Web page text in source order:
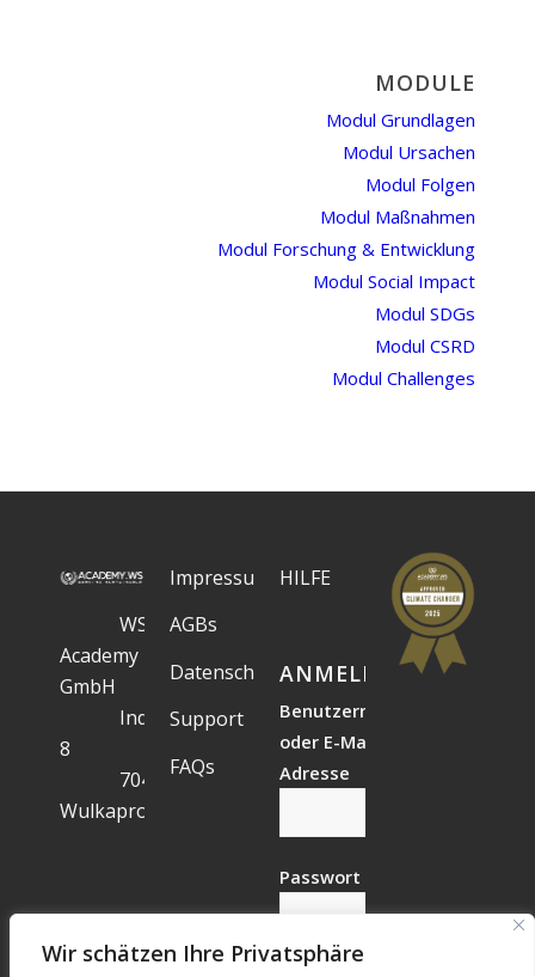
Wir schätzen Ihre Privatsphäre
MODULE
Modul Grundlagen
Modul Ursachen
Modul Folgen
Modul Maßnahmen
Modul Forschung & Entwicklung
Modul Social Impact
Modul SDGs
Modul CSRD
Modul Challenges
WS
Academy
GmbH
Industriegelände
8
7041
Wulkaprodersdorf
Impressum
AGBs
Datenschutz
Support
FAQs
HILFE
ANMELDESTATUS
Benutzername
oder E-Mail-
Adresse
Passwort